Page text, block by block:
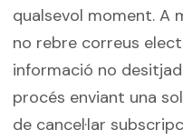
qualsevol moment. A
no rebre correus
informació no
procés enviant una
de cancel·lar